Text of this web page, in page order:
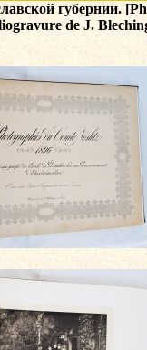
губернии.
de J.